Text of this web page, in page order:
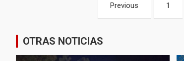
entradas
Previous 1
OTRAS NOTICIAS